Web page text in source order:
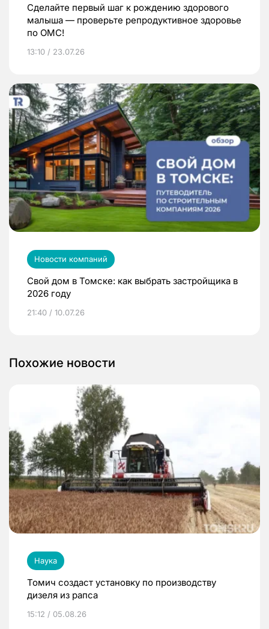
Сделайте первый шаг к рождению здорового
малыша — проверьте репродуктивное здоровье
по ОМС!
13:10 / 23.07.26
Новости компаний
Свой дом в Томске: как выбрать застройщика в
2026 году
21:40 / 10.07.26
Похожие новости
Наука
Томич создаст установку по производству
дизеля из рапса
15:12 / 05.08.26